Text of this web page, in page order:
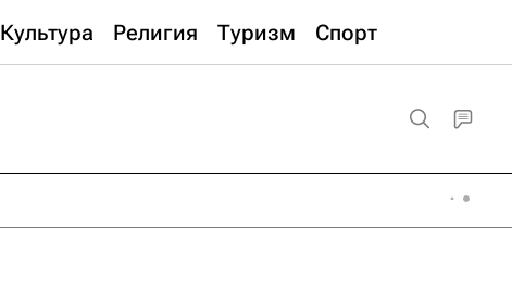
Культура Религия Туризм Спорт